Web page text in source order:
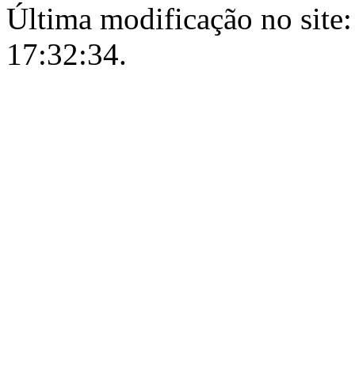
Última modificação no
17:32:34.